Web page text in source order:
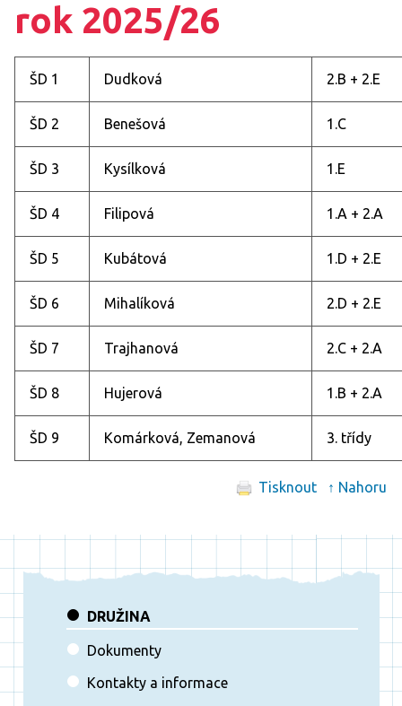
rok 2025/26
ŠD 1 Dudková 2.B + 2.E
ŠD 2 Benešová 1.C
ŠD 3 Kysílková 1.E
ŠD 4 Filipová 1.A + 2.A
ŠD 5 Kubátová 1.D + 2.E
ŠD 6 Mihalíková 2.D + 2.E
ŠD 7 Trajhanová 2.C + 2.A
ŠD 8 Hujerová 1.B + 2.A
ŠD 9 Komárková, Zemanová 3. třídy
Tisknout ↑ Nahoru
DRUŽINA
Dokumenty
Kontakty a informace